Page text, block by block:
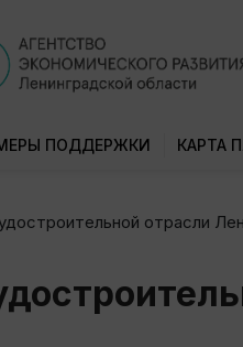
ПОДДЕРЖКИ КАРТА
отрасли